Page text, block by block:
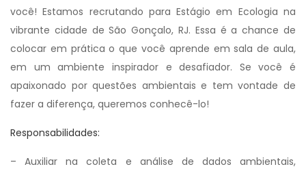
você! Estamos recrutando para Estágio em Ecologia na
vibrante cidade de São Gonçalo, RJ. Essa é a chance de
colocar em prática o que você aprende em sala de aula,
em um ambiente inspirador e desafiador. Se você é
apaixonado por questões ambientais e tem vontade de
fazer a diferença, queremos conhecê-lo!
Responsabilidades:
– Auxiliar na coleta e análise de dados ambientais,